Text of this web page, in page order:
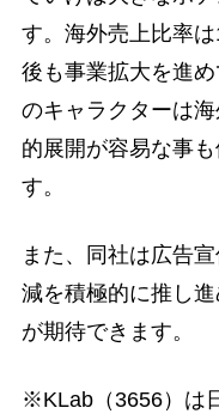
す。海外売上比率
後も事業拡大を進
のキャラクターは
的展開が容易な事
す。
また、同社は広告
減を積極的に推し
が期待できます。
※KLab（3656）は